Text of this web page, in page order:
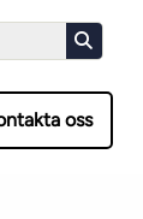
oss